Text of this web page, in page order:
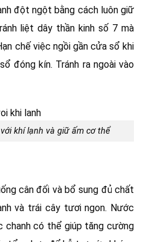
đột ngột bằng cách luôn giữ
liệt dây thần kinh số 7 mà
chế việc ngồi gần cửa sổ khi
đóng kín. Tránh ra ngoài vào
khí lạnh và giữ ấm cơ thể
cân đối và bổ sung đủ chất
và trái cây tươi ngon. Nước
chanh có thể giúp tăng cường